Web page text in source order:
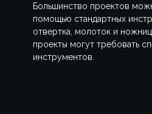
Большинство проектов
помощью стандартных
отвертка, молоток и
проекты могут требовать
инструментов.